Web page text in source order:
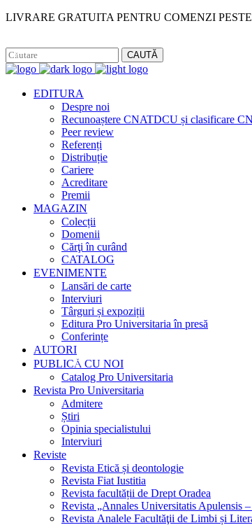
LIVRARE GRATUITA PENTRU COMENZI
CAUTĂ
EDITURA
Despre noi
Recunoaștere CNATDCU și clasificare
Peer review
Referenți
Distribuție
Cariere
Acreditare
Premii
MAGAZIN
Colecții
Domenii
Cărţi în curând
CATALOG
EVENIMENTE
Lansări de carte
Interviuri
Târguri și expoziții
Editura Pro Universitaria în presă
Conferințe
AUTORI
PUBLICĂ CU NOI
Catalog Pro Universitaria
Revista Pro Universitaria
Admitere
Știri
Opinia specialistului
Interviuri
Reviste
Revista Etică și deontologie
Revista Fiat Iustitia
Revista facultății de Drept Oradea
Revista „Annales Universitatis Apulensis
Revista Analele Facultăţii de Limbi și